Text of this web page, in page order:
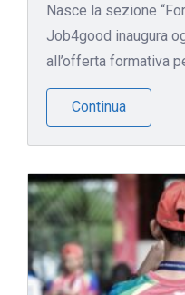
Nasce la sezione
Job4good inaugura
all’offerta formativa
Continua